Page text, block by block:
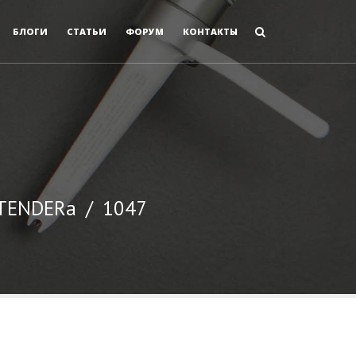
БЛОГИ СТАТЬИ ФОРУМ КОНТАКТЫ
/ 1047